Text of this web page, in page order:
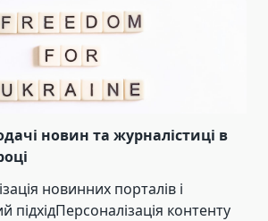
новин та журналістиці в
новинних порталів і
підхідПерсоналізація контенту